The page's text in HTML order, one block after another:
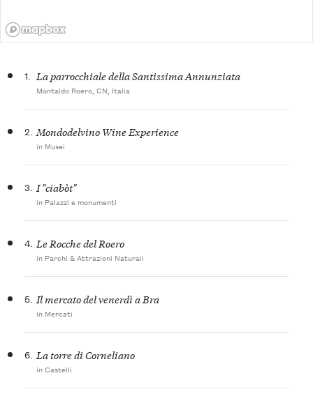
1. La parrocchiale della Santissima Annunziata
Montaldo Roero, CN, Italia
2. Mondodelvino Wine Experience
in Musei
3. I "ciabòt"
in Palazzi e monumenti
4. Le Rocche del Roero
in Parchi & Attrazioni Naturali
5. Il mercato del venerdì a Bra
in Mercati
6. La torre di Corneliano
in Castelli